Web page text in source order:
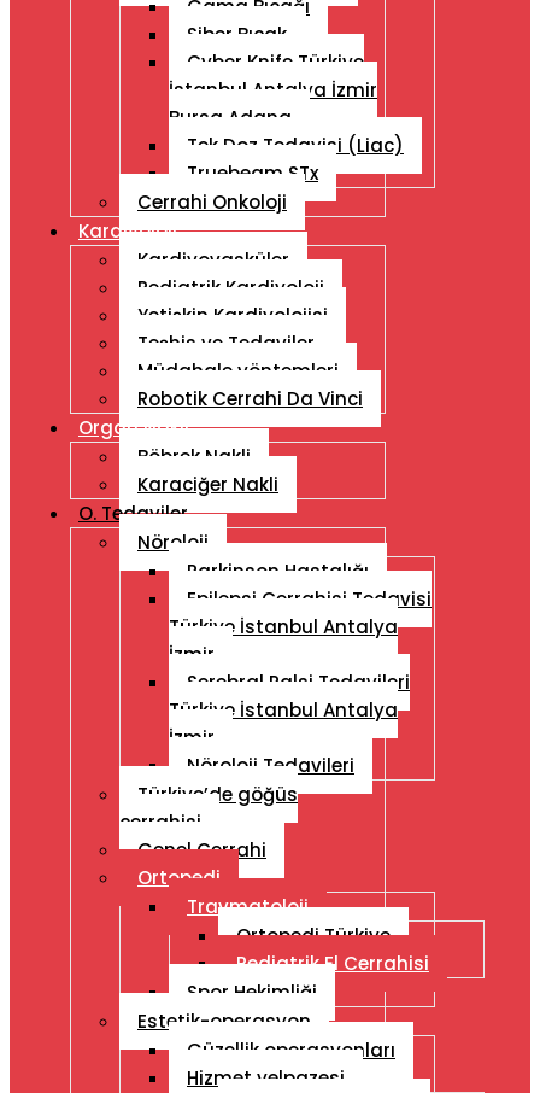
Gama Bıçağı
Siber Bıçak
Cyber ​​Knife Türkiye
İstanbul Antalya İzmir
Bursa Adana
Tek Doz Tedavisi (Liac)
Truebeam STx
Cerrahi Onkoloji
Kardiyoloji
Kardiyovasküler
Pediatrik Kardiyoloji
Yetişkin Kardiyolojisi
Teşhis ve Tedaviler
Müdahale yöntemleri
Robotik Cerrahi Da Vinci
Organ Nakli
Böbrek Nakli
Karaciğer Nakli
O. Tedaviler
Nöroloji
Parkinson Hastalığı
Epilepsi Cerrahisi Tedavisi
Türkiye İstanbul Antalya
İzmir
Serebral Palsi Tedavileri
Türkiye İstanbul Antalya
İzmir
Nöroloji Tedavileri
Türkiye’de göğüs
cerrahisi
Genel Cerrahi
Ortopedi
Travmatoloji
Ortopedi Türkiye
Pediatrik El Cerrahisi
Spor Hekimliği
Estetik-operasyon
Güzellik operasyonları
Hizmet yelpazesi